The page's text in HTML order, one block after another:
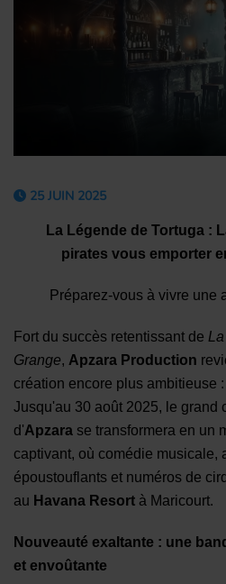
25 JUIN 2025
La Légende de Tortuga :
pirates vous emporter
Préparez-vous à vivre une
Fort du succès retentissant de La
Grange, Apzara Production
création encore plus ambitieuse :
Jusqu'au 30 août 2025, le grand
d'Apzara se transformera en un
captivant, où comédie musicale,
époustouflants et numéros de
au Havana Resort à Maricourt.
Nouveauté exaltante : une b
et envoûtante